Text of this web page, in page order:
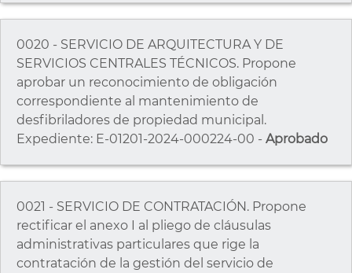
0020 - SERVICIO DE ARQUITECTURA Y DE
SERVICIOS CENTRALES TÉCNICOS. Propone
aprobar un reconocimiento de obligación
correspondiente al mantenimiento de
desfibriladores de propiedad municipal.
Expediente: E-01201-2024-000224-00 - Aprobado
0021 - SERVICIO DE CONTRATACIÓN. Propone
rectificar el anexo I al pliego de cláusulas
administrativas particulares que rige la
contratación de la gestión del servicio de